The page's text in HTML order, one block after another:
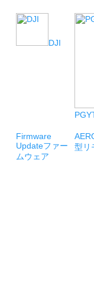
DJI
Firmware
Updateファー
ムウェア
型リ